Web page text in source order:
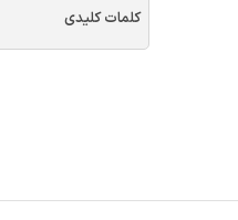
کلمات کلیدی